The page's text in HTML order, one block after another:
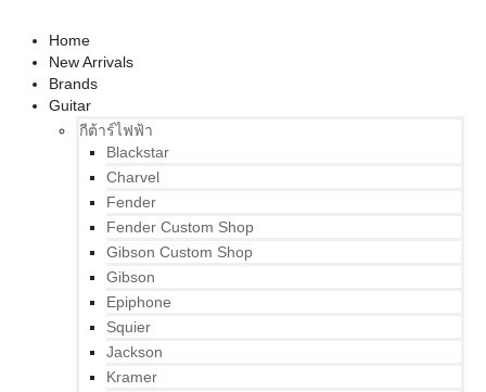
Home
New Arrivals
Brands
Guitar
กีต้าร์ไฟฟ้า
Blackstar
Charvel
Fender
Fender Custom Shop
Gibson Custom Shop
Gibson
Epiphone
Squier
Jackson
Kramer